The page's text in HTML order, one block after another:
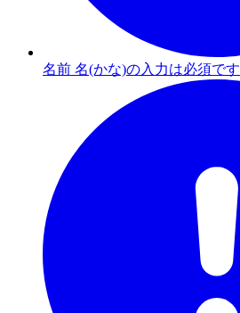
名前 名(かな)の入力は必須です